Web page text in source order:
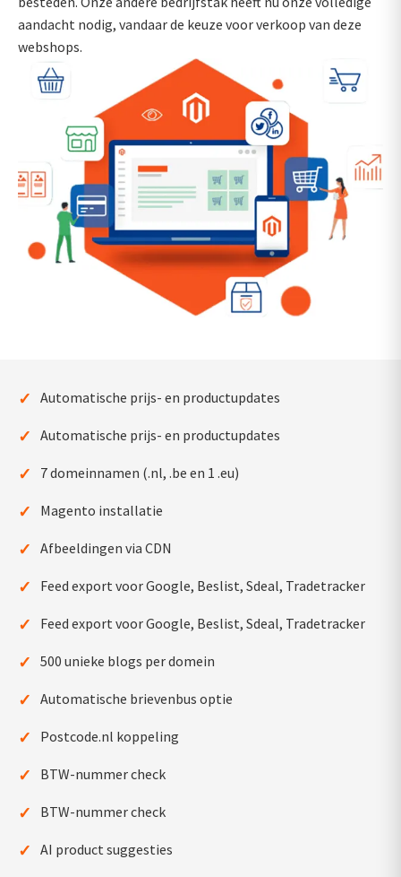
aandacht nodig, vandaar de keuze voor verkoop van deze
webshops.
✓ Automatische prijs- en productupdates
✓ Automatische prijs- en productupdates
✓ 7 domeinnamen (.nl, .be en 1 .eu)
✓ Magento installatie
✓ Afbeeldingen via CDN
✓ Feed export voor Google, Beslist, Sdeal, Tradetracker
✓ Feed export voor Google, Beslist, Sdeal, Tradetracker
✓ 500 unieke blogs per domein
✓ Automatische brievenbus optie
✓ Postcode.nl koppeling
✓ BTW-nummer check
✓ BTW-nummer check
✓ AI product suggesties